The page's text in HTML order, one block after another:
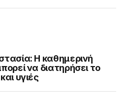
Η καθημερινή
να διατηρήσει το
υγιές